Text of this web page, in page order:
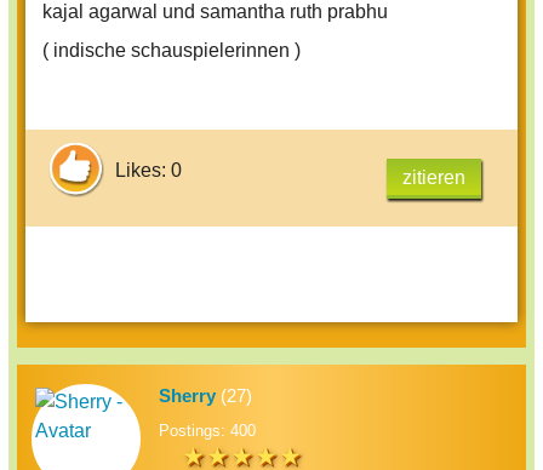
kajal agarwal und samantha ruth prabhu
( indische schauspielerinnen )
Likes: 0 zitieren
Sherry(27)
Postings: 400